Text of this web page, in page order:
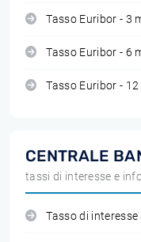
Tasso Euribor - 3
Tasso Euribor - 6
Tasso Euribor - 12
CENTRALE
tassi di interesse e
Tasso di